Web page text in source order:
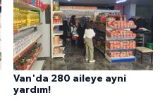
Van'da 280 aileye ayni
yardım!